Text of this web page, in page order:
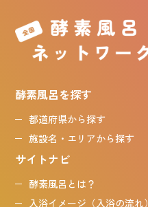
酵素風呂を探す
都道府県から探す
施設名・エリアから探す
サイトナビ
酵素風呂とは？
入浴イメージ（入浴の流れ）